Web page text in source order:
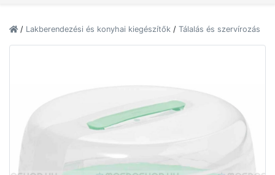
/ Lakberendezési és konyhai kiegészítők / Tálalás és szervírozás